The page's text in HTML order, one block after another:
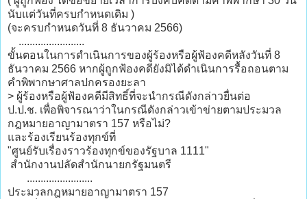
นับแต่วันที่ครบกำหนดเดิม )
(จะครบกำหนดวันที่ 8 ธันวาคม 2566)
........................
ขั้นตอนในการดำเนินการของผู้ร้องหรือผู้ฟ้องคดีหลังวันที่ 8
ธันวาคม 2566 หากผู้ถูกฟ้องคดียังมิได้ดำเนินการรื้อถอนตาม
คำพิพากษาศาลปกครองยะลา
> ผู้ร้องหรือผู้ฟ้องคดีมีสิทธิ์ที่จะนำกรณีดังกล่าวยื่นต่อ
ป.ป.ช. เพื่อพิจารณาว่าในกรณีดังกล่าวเข้าข่ายตามประมวล
กฎหมายอาญามาตรา 157 หรือไม่?
และร้องเรียนร้องทุกข์ที่
"ศูนย์รับเรื่องราวร้องทุกข์ของรัฐบาล 1111"
สำนักงานปลัดสำนักนายกรัฐมนตรี
........................
ประมวลกฎหมายอาญามาตรา 157